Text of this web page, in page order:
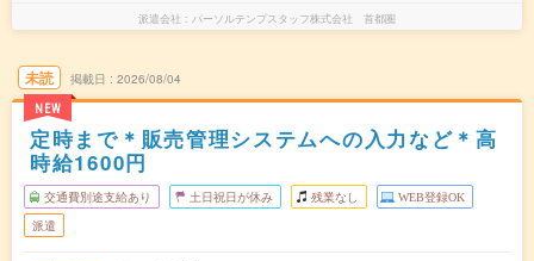
派遣会社 パーソルテンプスタッフ株式会社 首都圏
未読
NEW
掲載日 2026/08/04
定時まで＊販売管理システムへの入力など＊高
時給1600円
交通費別途支給あり 土日祝日が休み 残業なし WEB登録OK
派遣